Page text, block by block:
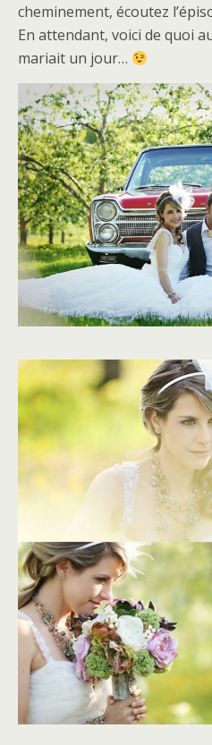
cheminement, écoutez
En attendant, voici de quoi
mariait un jour…